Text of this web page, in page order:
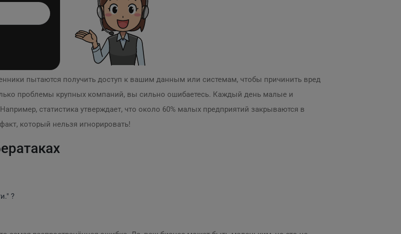
пытаются получить доступ к вашим данным или системам, чтобы причинить вред
проблемы крупных компаний, вы сильно ошибаетесь. Каждый день малые и
статистика утверждает, что около 60% малых предприятий закрываются в
который нельзя игнорировать!
?